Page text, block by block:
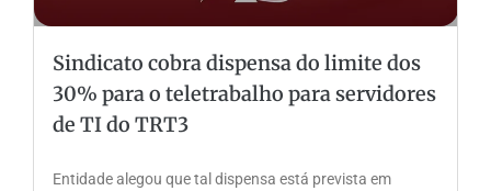
Sindicato cobra dispensa do limite dos
30% para o teletrabalho para servidores
de TI do TRT3
Entidade alegou que tal dispensa está prevista em